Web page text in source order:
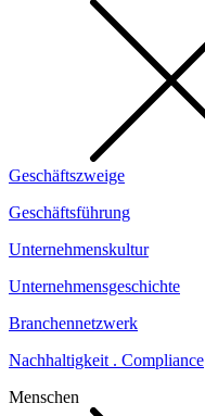
Geschäftszweige
Geschäftsführung
Unternehmenskultur
Unternehmensgeschichte
Branchennetzwerk
Nachhaltigkeit . Compliance
Menschen